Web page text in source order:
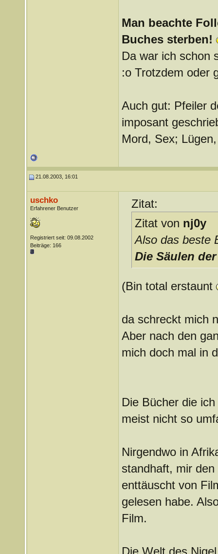
Man beachte
Buches sterben!
Da war ich schon
:o Trotzdem oder
Auch gut: Pfeiler
imposant
Mord, Sex;
21.08.2003, 16:01
uschko
Erfahrener Benutzer
Registriert seit: 09.08.2002
Beiträge: 166
Zitat:
Zitat von nj0y
Also das beste
Die Säulen
(Bin total erstaunt
da schreckt mich
Aber nach den
mich doch mal in
Die Bücher die
meist nicht so
Nirgendwo in
standhaft, mir
enttäuscht von
gelesen habe.
Film.
Die Welt des